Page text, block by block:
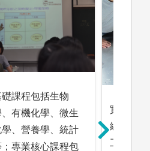
課程包括生物
有機化學、微生
、營養學、統計
專業核心課程包
實作演
練，微
工、食